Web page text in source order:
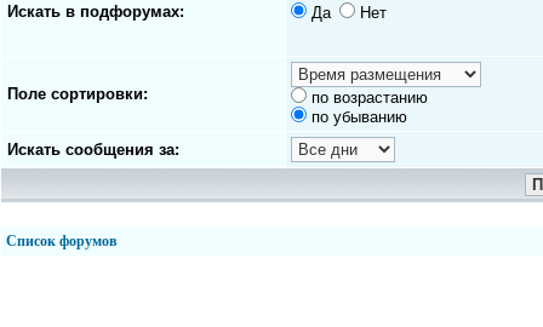
Искать в подфорумах: Да Нет
Поле сортировки:
по возрастанию
по убыванию
Искать сообщения за:
Список форумов